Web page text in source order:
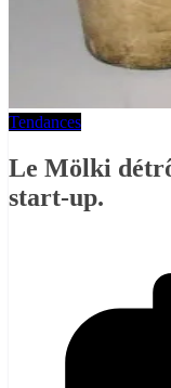
Tendances
Le Mölki
start-up.